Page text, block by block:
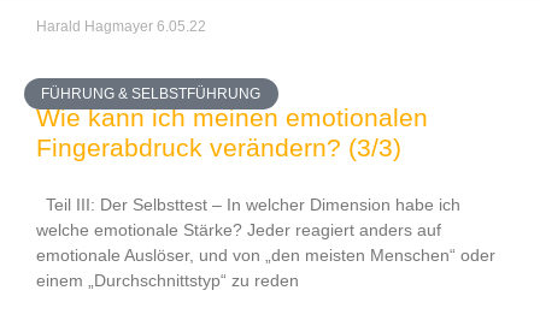
Harald Hagmayer 6.05.22
FÜHRUNG & SELBSTFÜHRUNG
Wie kann ich meinen emotionalen
Fingerabdruck verändern? (3/3)
Teil III: Der Selbsttest – In welcher Dimension habe ich
welche emotionale Stärke? Jeder reagiert anders auf
emotionale Auslöser, und von „den meisten Menschen“ oder
einem „Durchschnittstyp“ zu reden